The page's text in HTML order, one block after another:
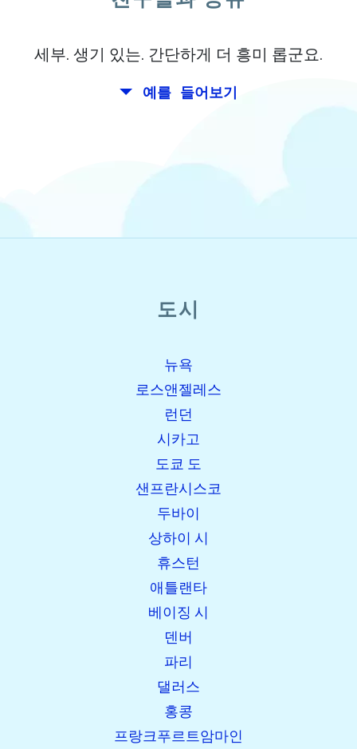
살고 있습니다.
세부. 생기 있는. 간단하게 더 흥미 롭군요.
예를 들어보기
도시
뉴욕
로스앤젤레스
런던
시카고
도쿄 도
샌프란시스코
두바이
상하이 시
휴스턴
애틀랜타
베이징 시
덴버
파리
댈러스
홍콩
프랑크푸르트암마인